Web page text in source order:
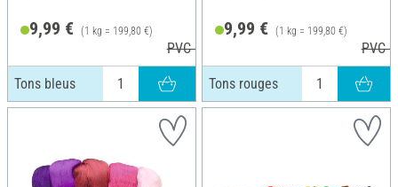
9,99 € (1 kg = 199,80 €)
PVC 10,99 €
Tons bleus
9,99 € (1 kg = 199,80 €)
PVC
Tons rouges